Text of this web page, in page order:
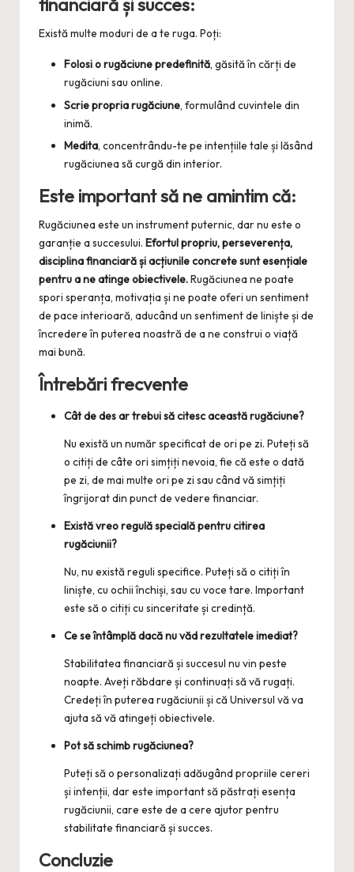
financiară și succes:
Există multe moduri de a te ruga. Poți:
Folosi o rugăciune predefinită, găsită în cărți de
rugăciuni sau online.
Scrie propria rugăciune, formulând cuvintele din
inimă.
Medita, concentrându-te pe intențiile tale și lăsând
rugăciunea să curgă din interior.
Este important să ne amintim că:
Rugăciunea este un instrument puternic, dar nu este o
garanție a succesului. Efortul propriu, perseverența,
disciplina financiară și acțiunile concrete sunt esențiale
pentru a ne atinge obiectivele.Rugăciunea ne poate
spori speranța, motivația și ne poate oferi un sentiment
de pace interioară, aducând un sentiment de liniște și de
încredere în puterea noastră de a ne construi o viață
mai bună.
Întrebări frecvente
Cât de des ar trebui să citesc această rugăciune?
Nu există un număr specificat de ori pe zi. Puteți să
o citiți de câte ori simțiți nevoia, fie că este o dată
pe zi, de mai multe ori pe zi sau când vă simțiți
îngrijorat din punct de vedere financiar.
Există vreo regulă specială pentru citirea
rugăciunii?
Nu, nu există reguli specifice. Puteți să o citiți în
liniște, cu ochii închiși, sau cu voce tare. Important
este să o citiți cu sinceritate și credință.
Ce se întâmplă dacă nu văd rezultatele imediat?
Stabilitatea financiară și succesul nu vin peste
noapte. Aveți răbdare și continuați să vă rugați.
Credeți în puterea rugăciunii și că Universul vă va
ajuta să vă atingeți obiectivele.
Pot să schimb rugăciunea?
Puteți să o personalizați adăugând propriile cereri
și intenții, dar este important să păstrați esența
rugăciunii, care este de a cere ajutor pentru
stabilitate financiară și succes.
Concluzie